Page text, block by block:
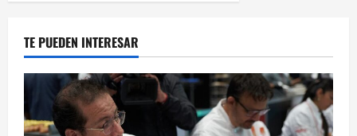
TE PUEDEN INTERESAR